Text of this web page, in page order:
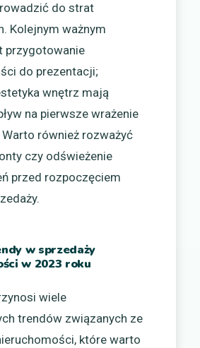
do strat
Kolejnym ważnym
przygotowanie
do prezentacji;
wnętrz mają
na pierwsze wrażenie
Warto również rozważyć
czy odświeżenie
przed rozpoczęciem
w sprzedaży
w 2023 roku
wiele
trendów związanych ze
które warto